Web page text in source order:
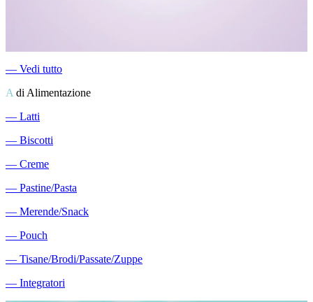
― Vedi tutto
A di Alimentazione
― Latti
― Biscotti
― Creme
― Pastine/Pasta
― Merende/Snack
― Pouch
― Tisane/Brodi/Passate/Zuppe
― Integratori